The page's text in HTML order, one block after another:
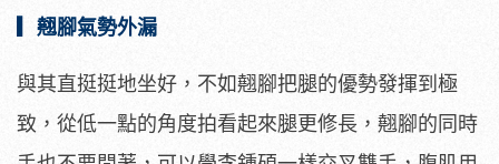
▎翹腳氣勢外漏
與其直挺挺地坐好，不如翹腳把腿的優勢發揮到極
致，從低一點的角度拍看起來腿更修長，翹腳的同時